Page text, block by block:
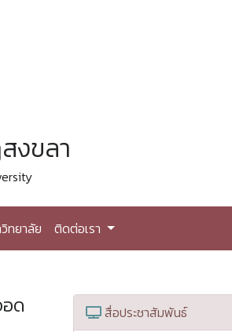
งขลา
ทยาลัย ติดต่อเรา
ด
สื่อประชาสัมพันธ์